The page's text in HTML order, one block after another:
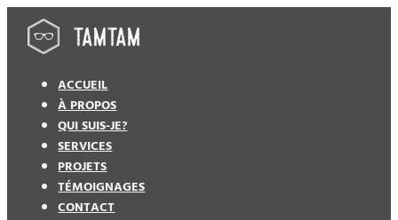
ACCUEIL
À PROPOS
QUI SUIS-JE?
SERVICES
PROJETS
TÉMOIGNAGES
CONTACT